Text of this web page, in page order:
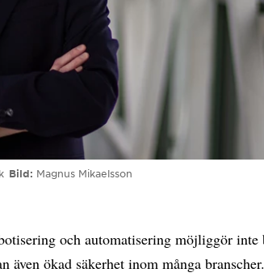
Bild Magnus Mikaelsson
och automatisering möjliggör inte
även ökad säkerhet inom många